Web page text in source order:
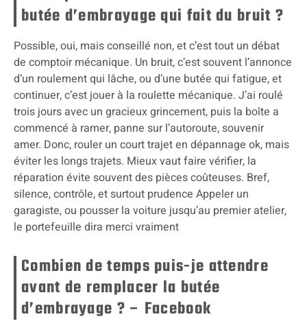
butée d’embrayage qui fait du bruit ?
Possible, oui, mais conseillé non, et c’est tout un débat
de comptoir mécanique. Un bruit, c’est souvent l’annonce
d’un roulement qui lâche, ou d’une butée qui fatigue, et
continuer, c’est jouer à la roulette mécanique. J’ai roulé
trois jours avec un gracieux grincement, puis la boîte a
commencé à ramer, panne sur l’autoroute, souvenir
amer. Donc, rouler un court trajet en dépannage ok, mais
éviter les longs trajets. Mieux vaut faire vérifier, la
réparation évite souvent des pièces coûteuses. Bref,
silence, contrôle, et surtout prudence Appeler un
garagiste, ou pousser la voiture jusqu’au premier atelier,
le portefeuille dira merci vraiment
Combien de temps puis-je attendre
avant de remplacer la butée
d’embrayage ? – Facebook